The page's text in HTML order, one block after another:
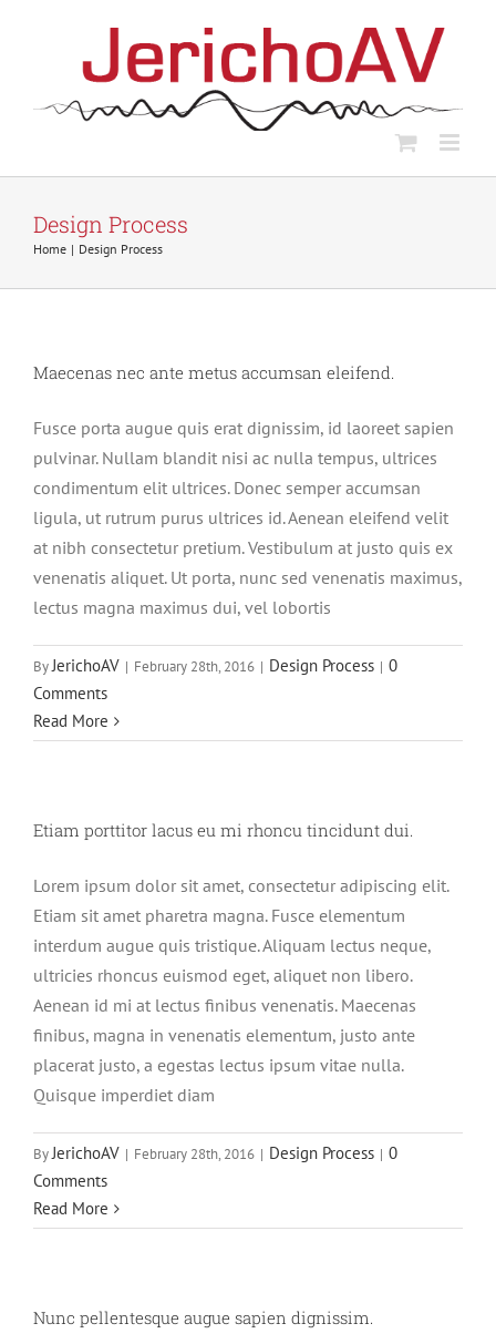
Design Process
Home Design Process
Maecenas nec ante metus accumsan eleifend.
Fusce porta augue quis erat dignissim, id laoreet sapien
pulvinar. Nullam blandit nisi ac nulla tempus, ultrices
condimentum elit ultrices. Donec semper accumsan
ligula, ut rutrum purus ultrices id. Aenean eleifend velit
at nibh consectetur pretium. Vestibulum at justo quis ex
venenatis aliquet. Ut porta, nunc sed venenatis maximus,
lectus magna maximus dui, vel lobortis
ByJerichoAV | February 28th, 2016 | Design Process | 0
Comments
Read More
Etiam porttitor lacus eu mi rhoncu tincidunt dui.
Lorem ipsum dolor sit amet, consectetur adipiscing elit.
Etiam sit amet pharetra magna. Fusce elementum
interdum augue quis tristique. Aliquam lectus neque,
ultricies rhoncus euismod eget, aliquet non libero.
Aenean id mi at lectus finibus venenatis. Maecenas
finibus, magna in venenatis elementum, justo ante
placerat justo, a egestas lectus ipsum vitae nulla.
Quisque imperdiet diam
ByJerichoAV | February 28th, 2016 | Design Process | 0
Comments
Read More
Nunc pellentesque augue sapien dignissim.